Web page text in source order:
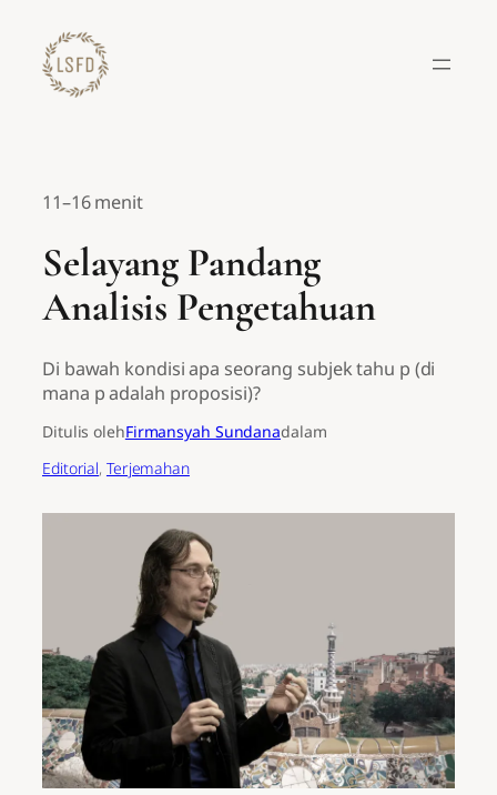
konten
11–16 menit
Selayang Pandang
Analisis Pengetahuan
Di bawah kondisi apa seorang subjek tahu p (di
mana p adalah proposisi)?
Ditulis olehFirmansyah Sundanadalam
Editorial, Terjemahan